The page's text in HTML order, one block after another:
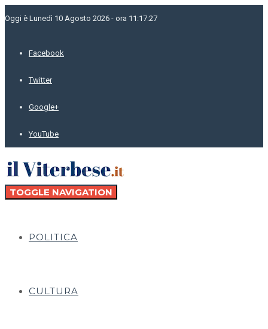
Oggi è Lunedì 10 Agosto 2026 - ora 11:17:27
Facebook
Twitter
Google+
YouTube
TOGGLE NAVIGATION
POLITICA
CULTURA